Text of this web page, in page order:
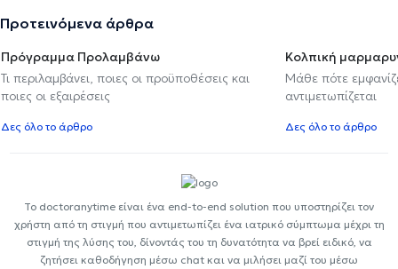
Προτεινόμενα άρθρα
Πρόγραμμα Προλαμβάνω
Τι περιλαμβάνει, ποιες οι προϋποθέσεις και
ποιες οι εξαιρέσεις
Δες όλο το άρθρο
Κολπική
Μάθε πότε
αντιμετωπίζεται
Δες όλο το άρθρο
Το doctoranytime είναι ένα end-to-end solution που υποστηρίζει τον
χρήστη από τη στιγμή που αντιμετωπίζει ένα ιατρικό σύμπτωμα μέχρι τη
στιγμή της λύσης του, δίνοντάς του τη δυνατότητα να βρεί ειδικό, να
ζητήσει καθοδήγηση μέσω chat και να μιλήσει μαζί του μέσω